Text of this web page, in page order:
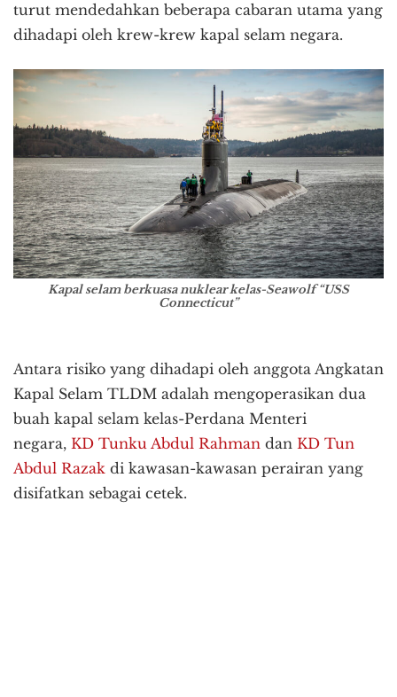
turut mendedahkan beberapa cabaran utama yang
dihadapi oleh krew-krew kapal selam negara.
Kapal selam berkuasa nuklear kelas-Seawolf “USS
Connecticut”
Antara risiko yang dihadapi oleh anggota Angkatan
Kapal Selam TLDM adalah mengoperasikan dua
buah kapal selam kelas-Perdana Menteri
negara, KD Tunku Abdul Rahman dan KD Tun
Abdul Razak di kawasan-kawasan perairan yang
disifatkan sebagai cetek.